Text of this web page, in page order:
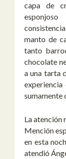
capa de
manto de
tanto
chocolate
a una tarta
sumamente
La atención
Mención
en esta
atendió